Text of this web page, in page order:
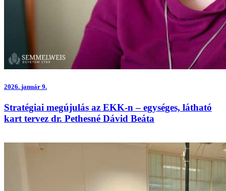
2026. január 9.
Stratégiai megújulás az EKK-n – egységes, látható
kart tervez dr. Pethesné Dávid Beáta